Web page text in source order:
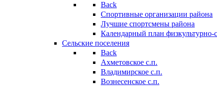
Back
Спортивные организации района
Лучшие спортсмены района
Календарный план
Сельские поселения
Back
Ахметовское с.п.
Владимирское с.п.
Вознесенское с.п.